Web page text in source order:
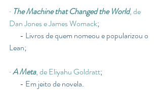
· The Machine that Changed the World, de
Dan Jones e James Womack;
Lean;
· A Meta, de Eliyahu Goldratt;
       - Em jeito de novela.